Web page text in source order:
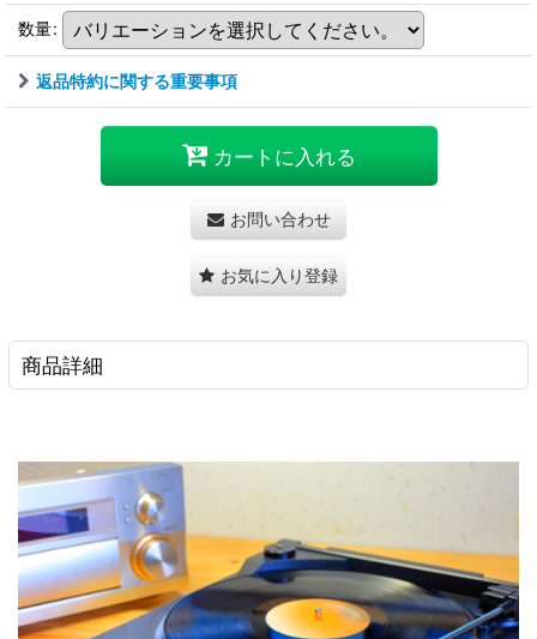
数量:
返品特約に関する重要事項
カートに入れる
お問い合わせ
お気に入り登録
商品詳細